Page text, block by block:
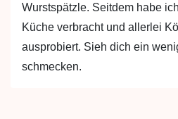
Wurstspätzle. Seitdem habe
Küche verbracht und allerlei
ausprobiert. Sieh dich ein
schmecken.